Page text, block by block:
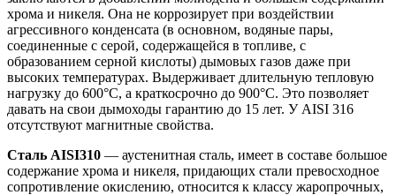
хрома и никеля. Она не коррозирует при воздействии
агрессивного конденсата (в основном, водяные пары,
соединенные с серой, содержащейся в топливе, с
образованием серной кислоты) дымовых газов даже при
высоких температурах. Выдерживает длительную тепловую
нагрузку до 600°С, а краткосрочно до 900°С. Это позволяет
давать на свои дымоходы гарантию до 15 лет. У AISI 316
отсутствуют магнитные свойства.
Сталь AISI310 — аустенитная сталь, имеет в составе большое
содержание хрома и никеля, придающих стали превосходное
сопротивление окислению, относится к классу жаропрочных,